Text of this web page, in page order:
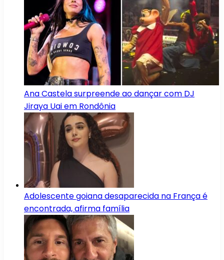
Ana Castela surpreende ao dançar com DJ
Jiraya Uai em Rondônia
Adolescente goiana desaparecida na França é
encontrada, afirma família